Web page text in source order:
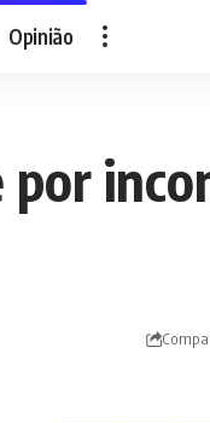
Opinião